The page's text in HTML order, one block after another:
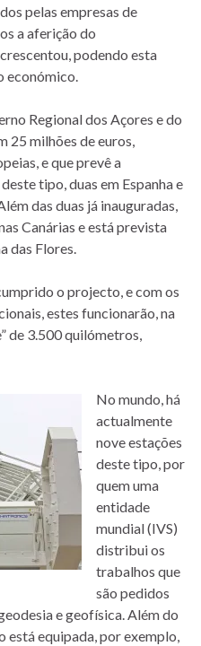
pelas empresas de
a aferição do
podendo esta
económico.
Regional dos Açores e do
25 milhões de euros,
e que prevê a
tipo, duas em Espanha e
das duas já inauguradas,
Canárias e está prevista
das Flores.
o projecto, e com os
estes funcionarão, na
de 3.500 quilómetros,
No mundo, há
actualmente
nove estações
deste tipo, por
quem uma
entidade
mundial (IVS)
distribui os
trabalhos que
são pedidos
e geofísica. Além do
está equipada, por exemplo,